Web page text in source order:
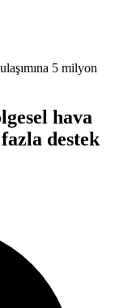
5 milyon
hava
destek